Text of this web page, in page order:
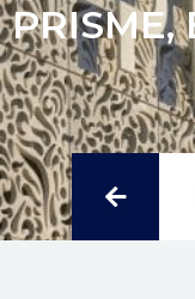
PRISME,